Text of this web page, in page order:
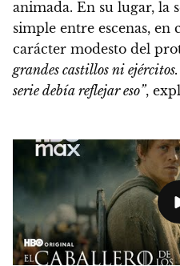
animada. En su lugar, la
simple entre escenas, en
carácter modesto del
grandes castillos ni
serie debía reflejar eso”,